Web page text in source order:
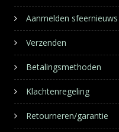
Aanmelden sfeernieuws
Verzenden
Betalingsmethoden
Klachtenregeling
Retourneren/garantie